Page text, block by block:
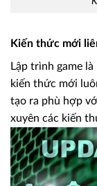
Kiến thức mới
Lập trình game
kiến thức mới
tạo ra phù hợp
xuyên các kiến